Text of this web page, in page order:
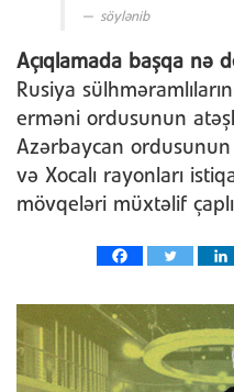
söylənib
Açıqlamada başqa nə
Rusiya
erməni ordusunun
Azərbaycan
və Xocalı rayonları
mövqeləri müxtəlif